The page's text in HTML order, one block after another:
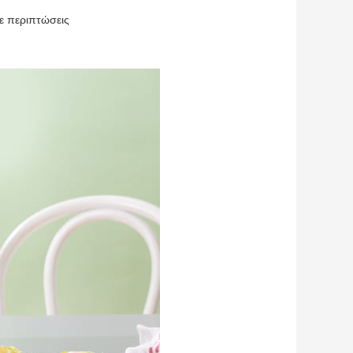
περιπτώσεις